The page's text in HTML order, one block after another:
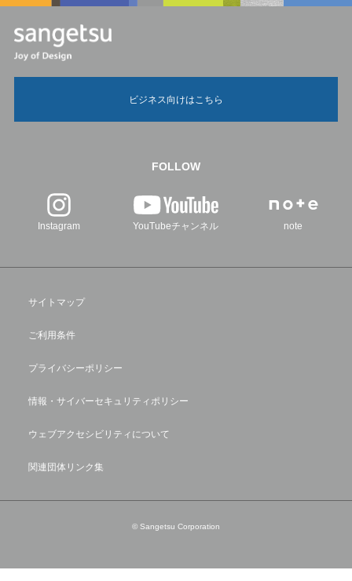
ビジネス向けはこちら
FOLLOW
Instagram YouTubeチャンネル note
サイトマップ
ご利用条件
プライバシーポリシー
情報・サイバーセキュリティポリシー
ウェブアクセシビリティについて
関連団体リンク集
© Sangetsu Corporation